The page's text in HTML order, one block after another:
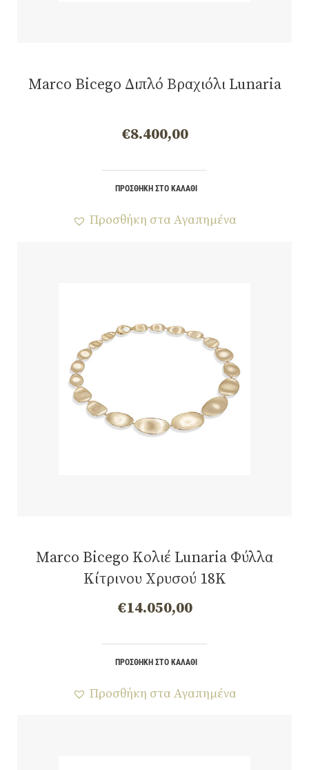
Marco Bicego Διπλό Βραχιόλι Lunaria
€8.400,00
ΠΡΟΣΘΉΚΗ ΣΤΟ ΚΑΛΆΘΙ
Προσθήκη στα Αγαπημένα
Marco Bicego Κολιέ Lunaria Φύλλα
Κίτρινου Χρυσού 18K
€14.050,00
ΠΡΟΣΘΉΚΗ ΣΤΟ ΚΑΛΆΘΙ
Προσθήκη στα Αγαπημένα